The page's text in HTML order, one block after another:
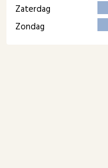
Zaterdag
Zondag